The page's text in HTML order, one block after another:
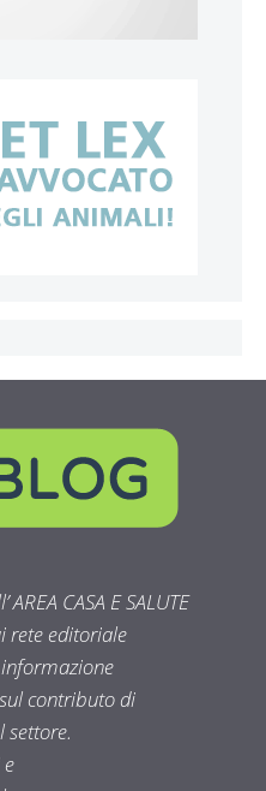
CASA E SALUTE
rete editoriale
contributo di
settore.